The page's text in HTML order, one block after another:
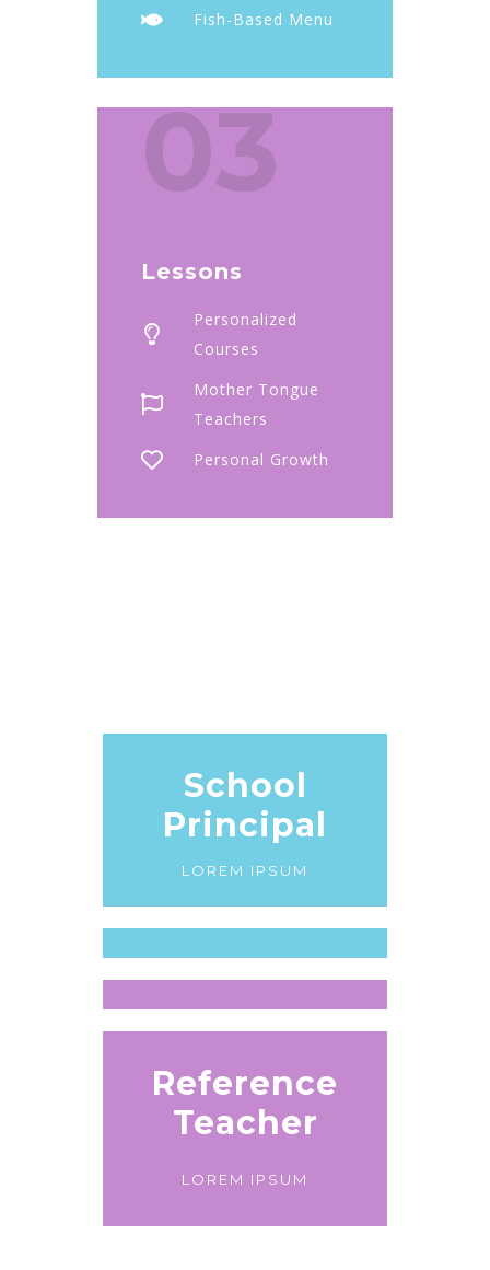
Fish-Based Menu
03
Lessons
Personalized
Courses
Mother Tongue
Teachers
Personal Growth
School
Principal
LOREM IPSUM
Reference
Teacher
LOREM IPSUM